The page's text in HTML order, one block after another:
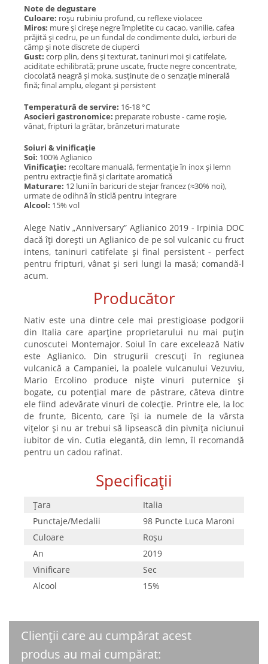
Note de degustare
Culoare: roșu rubiniu profund, cu reflexe violacee
Miros: mure și cireșe negre împletite cu cacao, vanilie, cafea
prăjită și cedru, pe un fundal de condimente dulci, ierburi de
câmp și note discrete de ciuperci
Gust: corp plin, dens și texturat, taninuri moi și catifelate,
aciditate echilibrată; prune uscate, fructe negre concentrate,
ciocolată neagră și moka, susținute de o senzație minerală
fină; final amplu, elegant și persistent
Temperatură de servire: 16-18 °C
Asocieri gastronomice: preparate robuste - carne roșie,
vânat, fripturi la grătar, brânzeturi maturate
Soiuri & vinificație
Soi: 100% Aglianico
Vinificație: recoltare manuală, fermentație în inox și lemn
pentru extracție fină și claritate aromatică
Maturare: 12 luni în baricuri de stejar francez (≈30% noi),
urmate de odihnă în sticlă pentru integrare
Alcool: 15% vol
Alege Nativ „Anniversary” Aglianico 2019 - Irpinia DOC
dacă îți dorești un Aglianico de pe sol vulcanic cu fruct
intens, taninuri catifelate și final persistent - perfect
pentru fripturi, vânat și seri lungi la masă; comandă-l
acum.
Producător
Nativ este una dintre cele mai prestigioase podgorii
din Italia care aparține proprietarului nu mai puțin
cunoscutei Montemajor. Soiul în care excelează Nativ
este Aglianico. Din strugurii crescuți în regiunea
vulcanică a Campaniei, la poalele vulcanului Vezuviu,
Mario Ercolino produce niște vinuri puternice și
bogate, cu potențial mare de păstrare, câteva dintre
ele fiind adevărate vinuri de colecție. Printre ele, la loc
de frunte, Bicento, care își ia numele de la vârsta
vițelor și nu ar trebui să lipsească din pivnița niciunui
iubitor de vin. Cutia elegantă, din lemn, îl recomandă
pentru un cadou rafinat.
Specificații
Țara
Italia
Punctaje/Medalii
98 Puncte Luca Maroni
Culoare
Roşu
An
2019
Vinificare
Sec
Alcool
15%
Clienții care au cumpărat acest
produs au mai cumpărat: